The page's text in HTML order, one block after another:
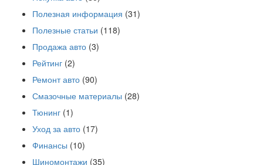
Полезная информация (31)
Полезные статьи (118)
Продажа авто (3)
Рейтинг (2)
Ремонт авто (90)
Смазочные материалы (28)
Тюнинг (1)
Уход за авто (17)
Финансы (10)
Шиномонтажи (35)